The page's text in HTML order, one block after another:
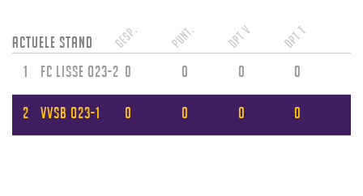
Actuele stand Gesp. Punt. DPT V DPT T
1 FC Lisse O23-2 0 0 0 0
2 VVSB O23-1 0 0 0 0